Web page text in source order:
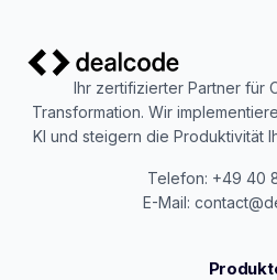
Ihr zertifizierter Partner für
Transformation. Wir
KI und steigern die Produktivität
Telefon: +49 40
E-Mail: